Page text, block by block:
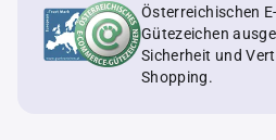
Österreichischen
Gütezeichen
Sicherheit und
Shopping.